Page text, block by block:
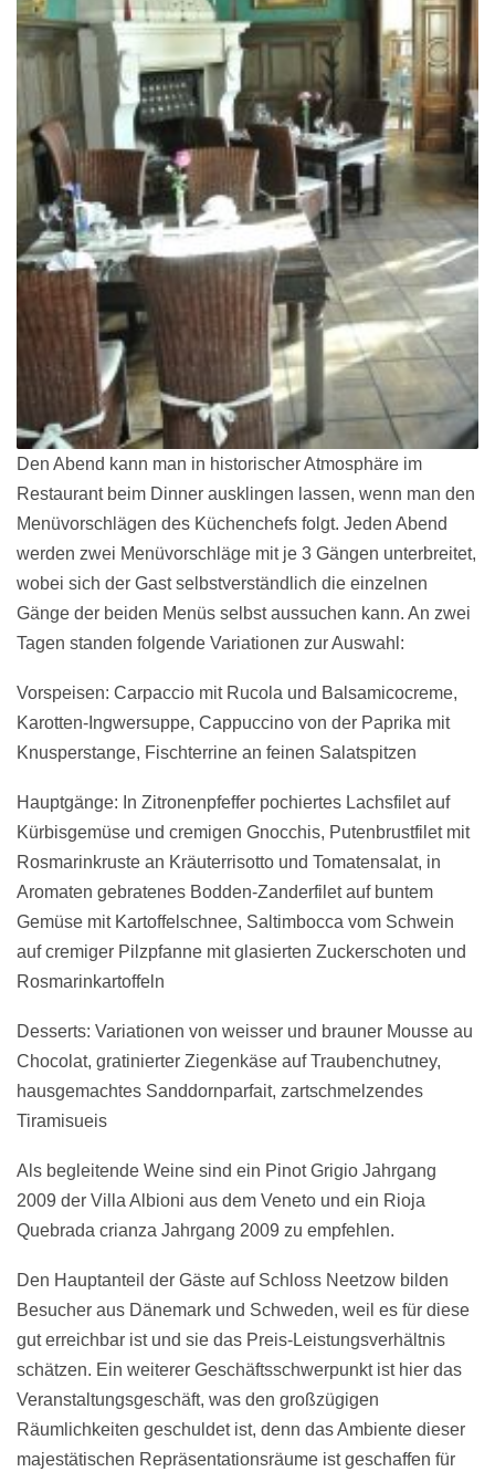
Den Abend kann man in historischer Atmosphäre im
Restaurant beim Dinner ausklingen lassen, wenn man den
Menüvorschlägen des Küchenchefs folgt. Jeden Abend
werden zwei Menüvorschläge mit je 3 Gängen unterbreitet,
wobei sich der Gast selbstverständlich die einzelnen
Gänge der beiden Menüs selbst aussuchen kann. An zwei
Tagen standen folgende Variationen zur Auswahl:
Vorspeisen: Carpaccio mit Rucola und Balsamicocreme,
Karotten-Ingwersuppe, Cappuccino von der Paprika mit
Knusperstange, Fischterrine an feinen Salatspitzen
Hauptgänge: In Zitronenpfeffer pochiertes Lachsfilet auf
Kürbisgemüse und cremigen Gnocchis, Putenbrustfilet mit
Rosmarinkruste an Kräuterrisotto und Tomatensalat, in
Aromaten gebratenes Bodden-Zanderfilet auf buntem
Gemüse mit Kartoffelschnee, Saltimbocca vom Schwein
auf cremiger Pilzpfanne mit glasierten Zuckerschoten und
Rosmarinkartoffeln
Desserts: Variationen von weisser und brauner Mousse au
Chocolat, gratinierter Ziegenkäse auf Traubenchutney,
hausgemachtes Sanddornparfait, zartschmelzendes
Tiramisueis
Als begleitende Weine sind ein Pinot Grigio Jahrgang
2009 der Villa Albioni aus dem Veneto und ein Rioja
Quebrada crianza Jahrgang 2009 zu empfehlen.
Den Hauptanteil der Gäste auf Schloss Neetzow bilden
Besucher aus Dänemark und Schweden, weil es für diese
gut erreichbar ist und sie das Preis-Leistungsverhältnis
schätzen. Ein weiterer Geschäftsschwerpunkt ist hier das
Veranstaltungsgeschäft, was den großzügigen
Räumlichkeiten geschuldet ist, denn das Ambiente dieser
majestätischen Repräsentationsräume ist geschaffen für